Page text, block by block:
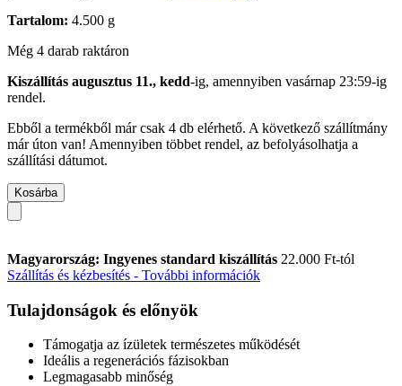
Tartalom: 4.500 g
Még 4 darab raktáron
Kiszállítás augusztus 11., kedd-ig, amennyiben vasárnap 23:59-ig
rendel.
Ebből a termékből már csak 4 db elérhető. A következő szállítmány
már úton van! Amennyiben többet rendel, az befolyásolhatja a
szállítási dátumot.
Kosárba
Magyarország: Ingyenes standard kiszállítás 22.000 Ft-tól
Szállítás és kézbesítés - További információk
Tulajdonságok és előnyök
Támogatja az ízületek természetes működését
Ideális a regenerációs fázisokban
Legmagasabb minőség